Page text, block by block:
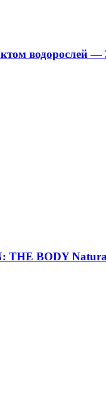
водорослей —
BODY